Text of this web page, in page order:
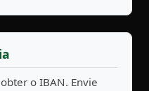
o IBAN. Envie